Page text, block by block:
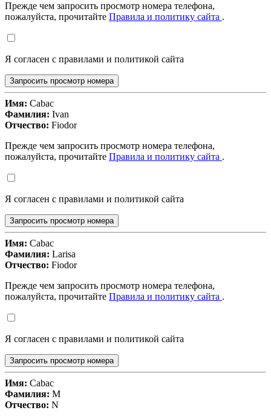
Прежде чем запросить просмотр номера телефона,
пожалуйста, прочитайте Правила и политику сайта .
Я согласен с правилами и политикой сайта
Запросить просмотр номера
Имя: Cabac
Фамилия: Ivan
Отчество: Fiodor
Прежде чем запросить просмотр номера телефона,
пожалуйста, прочитайте Правила и политику сайта .
Я согласен с правилами и политикой сайта
Запросить просмотр номера
Имя: Cabac
Фамилия: Larisa
Отчество: Fiodor
Прежде чем запросить просмотр номера телефона,
пожалуйста, прочитайте Правила и политику сайта .
Я согласен с правилами и политикой сайта
Запросить просмотр номера
Имя: Cabac
Фамилия: M
Отчество: N